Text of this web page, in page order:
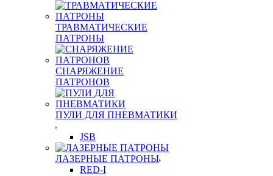
ТРАВМАТИЧЕСКИЕ
ПАТРОНЫ
СНАРЯЖЕНИЕ
ПАТРОНОВ
ПУЛИ ДЛЯ ПНЕВМАТИКИ
JSB
ЛАЗЕРНЫЕ ПАТРОНЫ
RED-I